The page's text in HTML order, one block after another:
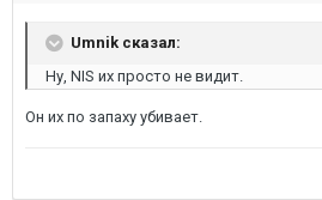
Umnik сказал:
Ну, NIS их просто не видит.
Он их по запаху убивает.